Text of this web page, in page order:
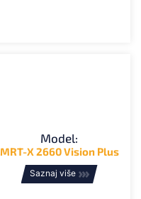
Model:
MRT-X 2660 Vision Plus
Saznaj više